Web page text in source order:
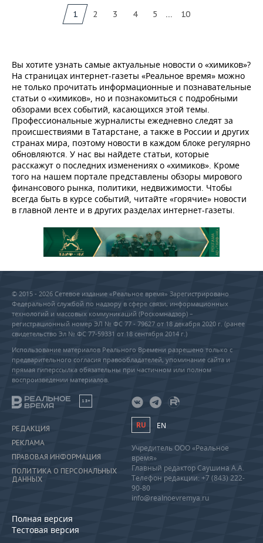
1 2 3 4 5 ... 10
Вы хотите узнать самые актуальные новости о «химиков»?
На страницах интернет-газеты «Реальное время» можно
не только прочитать информационные и познавательные
статьи о «химиков», но и познакомиться с подробными
обзорами всех событий, касающихся этой темы.
Профессиональные журналисты ежедневно следят за
происшествиями в Татарстане, а также в России и других
странах мира, поэтому новости в каждом блоке регулярно
обновляются. У нас вы найдете статьи, которые
расскажут о последних изменениях о «химиков». Кроме
того на нашем портале представлены обзоры мирового
финансового рынка, политики, недвижимости. Чтобы
всегда быть в курсе событий, читайте «горячие» новости
в главной ленте и в других разделах интернет-газеты.
© 2015 - 2026 Сетевое издание «Реальное время» Зарегистрировано
Федеральной службой по надзору в сфере связи, информационных
технологий и массовых коммуникаций (Роскомнадзор) –
регистрационный номер ЭЛ № ФС 77 - 79627 от 18 декабря 2020 г. (ранее
свидетельство Эл № ФС 77-59331 от 18 сентября 2014 г.)
Использование материалов Реального Времени разрешено только с
предварительного согласия правообладателей, упоминание сайта и
прямая гиперссылка обязательны при частичном или полном
воспроизведении материалов.
18+
РЕДАКЦИЯ
РЕКЛАМА
ПРАВОВАЯ ИНФОРМАЦИЯ
ПОЛИТИКА О ПЕРСОНАЛЬНЫХ
ДАННЫХ
Полная версия
Тестовая версия
RU EN
Учредитель ООО «Реальное
время»
Главный редактор Саушина А.А.
Телефон редакции: +7 (843) 222-
90-80
info@realnoevremya.ru